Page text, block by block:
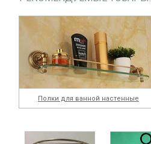
Полки для ванной настенные